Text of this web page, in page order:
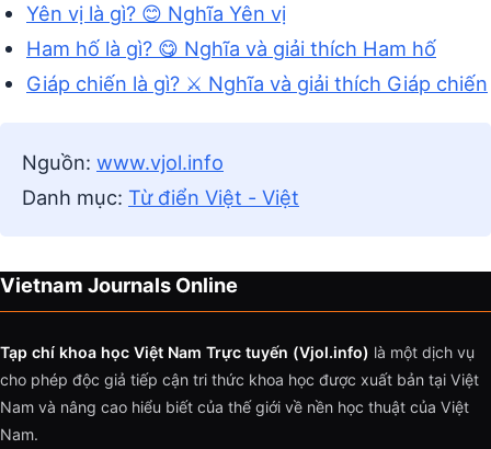
Yên vị là gì? 😊 Nghĩa Yên vị
Ham hố là gì? 😋 Nghĩa và giải thích Ham hố
Giáp chiến là gì? ⚔️ Nghĩa và giải thích Giáp chiến
Nguồn: www.vjol.info
Danh mục: Từ điển Việt - Việt
Vietnam Journals Online
Tạp chí khoa học Việt Nam Trực tuyến (Vjol.info) là một dịch vụ
cho phép độc giả tiếp cận tri thức khoa học được xuất bản tại Việt
Nam và nâng cao hiểu biết của thế giới về nền học thuật của Việt
Nam.